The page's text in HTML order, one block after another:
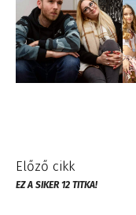
Előző cikk
EZ A SIKER 12 TITKA!